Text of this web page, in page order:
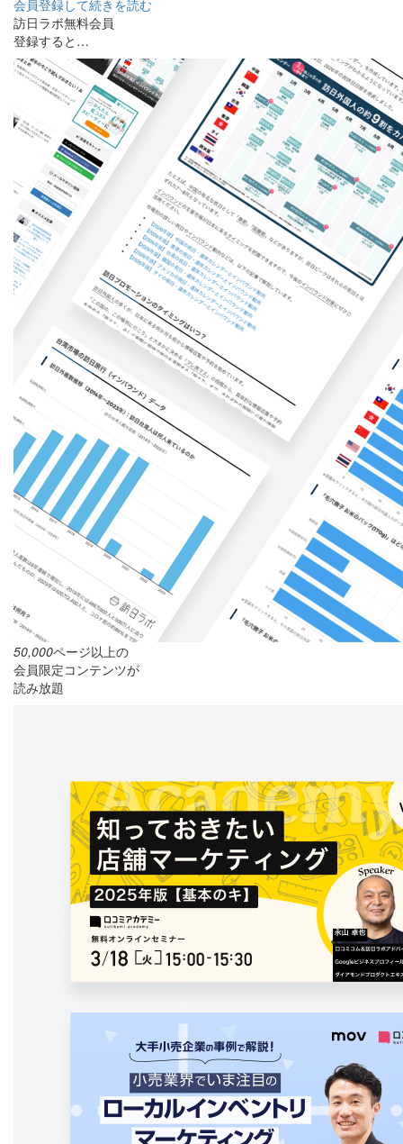
会員登録して続きを読む
訪日ラボ無料会員
登録すると…
50,000ページ以上の
会員限定コンテンツが
読み放題